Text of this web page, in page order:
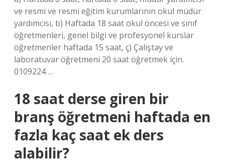
ve resmi ve resmi eğitim kurumlarının okul müdür
yardımcısı, b) Haftada 18 saat okul öncesi ve sınıf
öğretmenleri, genel bilgi ve profesyonel kurslar
öğretmenler haftada 15 saat, ç) Çalıştay ve
laboratuvar öğretmeni 20 saat öğretmek için.
0109224 …
18 saat derse giren bir
branş öğretmeni haftada en
fazla kaç saat ek ders
alabilir?